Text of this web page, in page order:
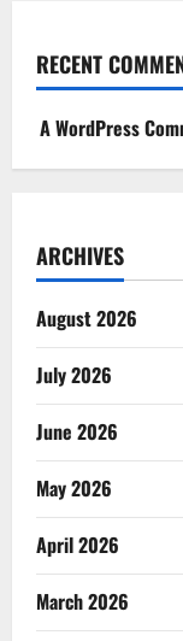
RECENT
A WordPress
ARCHIVES
August 2026
July 2026
June 2026
May 2026
April 2026
March 2026